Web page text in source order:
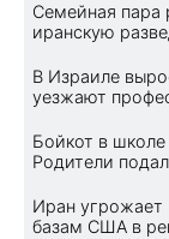
Семейная пара
иранскую
В Израиле
уезжают
Бойкот в
Родители
Иран угрожает
базам США в